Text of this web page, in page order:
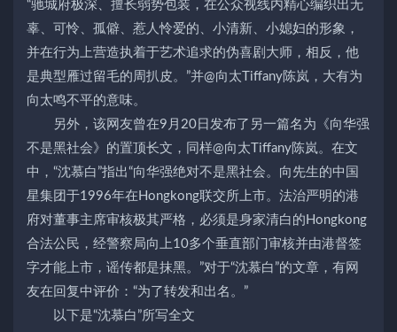
“驰城府极深、擅长弱势包装，在公众视线内精心编织出无
辜、可怜、孤僻、惹人怜爱的、小清新、小媳妇的形象，
并在行为上营造执着于艺术追求的伪喜剧大师，相反，他
是典型雁过留毛的周扒皮。”并@向太Tiffany陈岚，大有为
向太鸣不平的意味。
另外，该网友曾在9月20日发布了另一篇名为《向华强
不是黑社会》的置顶长文，同样@向太Tiffany陈岚。在文
中，“沈慕白”指出“向华强绝对不是黑社会。向先生的中国
星集团于1996年在Hongkong联交所上市。法治严明的港
府对董事主席审核极其严格，必须是身家清白的Hongkong
合法公民，经警察局向上10多个垂直部门审核并由港督签
字才能上市，谣传都是抹黑。”对于“沈慕白”的文章，有网
友在回复中评价：“为了转发和出名。”
以下是“沈慕白”所写全文